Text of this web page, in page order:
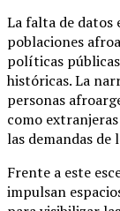
La falta de datos
poblaciones
políticas
históricas. La
personas
como
las demandas de
Frente a este
impulsan